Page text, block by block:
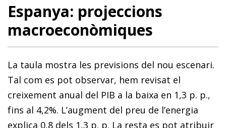
Espanya: projeccions
macroeconòmiques
La taula mostra les previsions del nou escenari.
Tal com es pot observar, hem revisat el
creixement anual del PIB a la baixa en 1,3 p. p.,
fins al 4,2%. L’augment del preu de l’energia
explica 0,8 dels 1,3 p. p. La resta es pot atribuir